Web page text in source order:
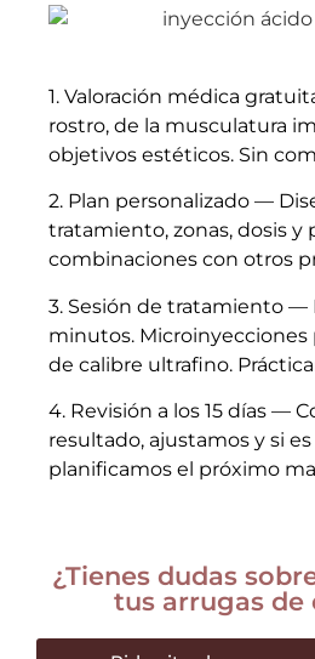
1. Valoración médica
rostro, de la musculatura
objetivos estéticos. Sin
2. Plan personalizado —
tratamiento, zonas, dosis y
combinaciones con otros
3. Sesión de tratamiento —
minutos. Microinyecciones
de calibre ultrafino.
4. Revisión a los 15 días —
resultado, ajustamos y si
planificamos el próximo
¿Tienes dudas
tus arrugas de